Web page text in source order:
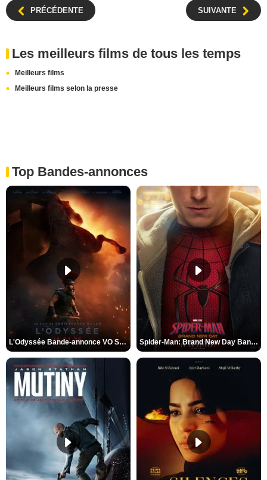
PRÉCÉDENTE SUIVANTE
Les meilleurs films de tous les temps
Meilleurs films
Meilleurs films selon la presse
Top Bandes-annonces
L'Odyssée Bande-annonce VO STFR Spider-Man: Brand New Day Bande-annonce VO STFR